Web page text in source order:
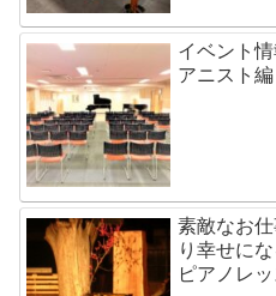
イベント
アニスト編
素敵なお
り幸せに
ピアノレ